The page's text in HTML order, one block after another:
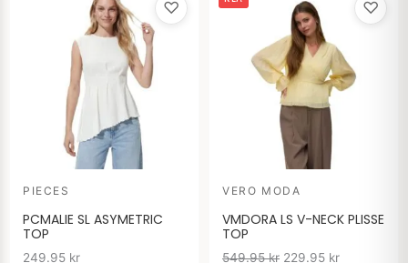
♡
PIECES
PCMALIE SL ASYMETRIC
TOP
249.95 kr
♡
VERO MODA
VMDORA LS V-NECK PLISSE
TOP
549.95kr
ursprungliga
priset
var:
549.95 kr.
229.95 kr
nuvarande
priset
är:
229.95 kr.